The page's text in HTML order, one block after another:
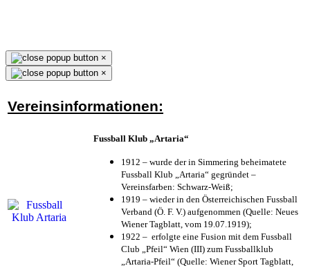
×
×
Vereinsinformationen:
Fussball Klub „Artaria“
1912 – wurde der in Simmering beheimatete
Fussball Klub „Artaria“ gegründet –
Vereinsfarben: Schwarz-Weiß;
1919 – wieder in den Österreichischen Fussball
Verband (Ö. F. V.) aufgenommen (Quelle: Neues
Wiener Tagblatt, vom 19.07.1919);
1922 – erfolgte eine Fusion mit dem Fussball
Club „Pfeil“ Wien (III) zum Fussballklub
„Artaria-Pfeil“ (Quelle: Wiener Sport Tagblatt,